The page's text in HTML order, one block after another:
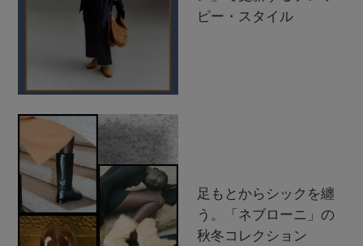
ピー・スタイル
足もとからシックを纏
う。「ネブローニ」の
秋冬コレクション